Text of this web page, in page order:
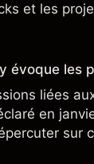
et les
évoque les
liées
en
sur
pas des